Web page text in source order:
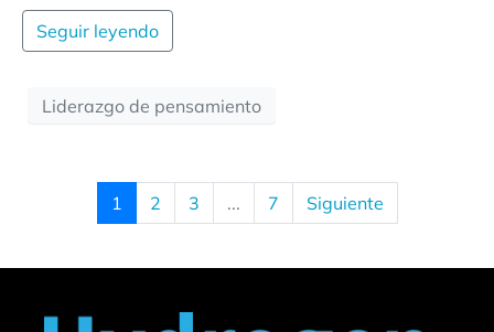
Seguir leyendo
Liderazgo de pensamiento
1 2 3 ... 7 Siguiente